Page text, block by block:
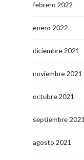
febrero 2022
enero 2022
diciembre 2021
noviembre 2021
octubre 2021
septiembre 2021
agosto 2021